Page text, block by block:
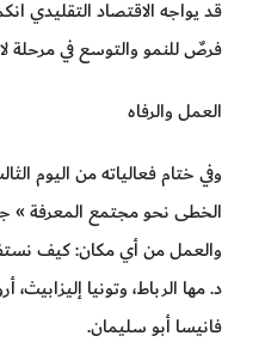
قد يواجه الاقتصاد التقليدي
فرصٌ للنمو والتوسع في مرحلة
العمل والرفاه
الخطى نحو مجتمع المعرفة »
والعمل من أي مكان: كيف
د. مها الرباط، وتونيا
فانيسا أبو سليمان.